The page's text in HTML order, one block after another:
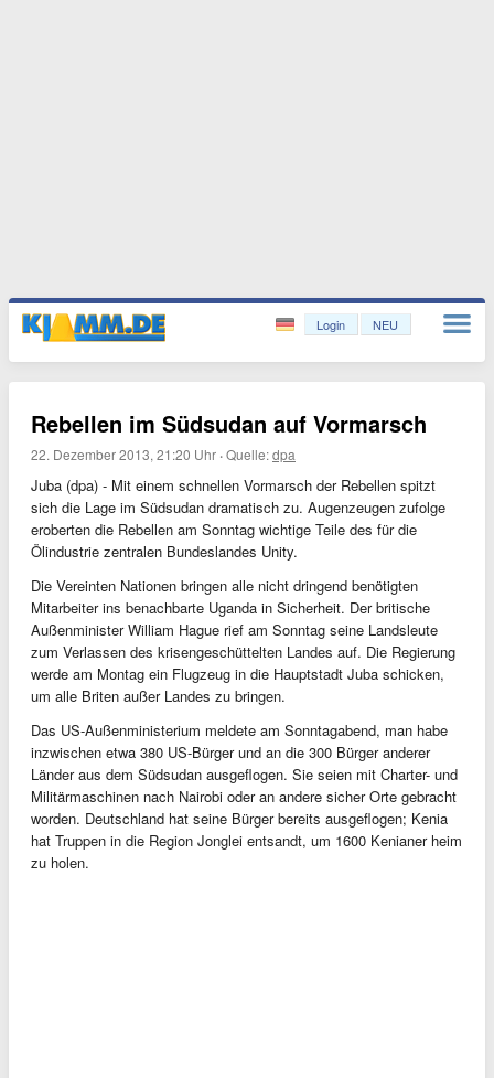
Login NEU
Rebellen im Südsudan auf Vormarsch
22. Dezember 2013, 21:20 Uhr ·Quelle:dpa
Juba (dpa) - Mit einem schnellen Vormarsch der Rebellen spitzt
sich die Lage im Südsudan dramatisch zu. Augenzeugen zufolge
eroberten die Rebellen am Sonntag wichtige Teile des für die
Ölindustrie zentralen Bundeslandes Unity.
Die Vereinten Nationen bringen alle nicht dringend benötigten
Mitarbeiter ins benachbarte Uganda in Sicherheit. Der britische
Außenminister William Hague rief am Sonntag seine Landsleute
zum Verlassen des krisengeschüttelten Landes auf. Die Regierung
werde am Montag ein Flugzeug in die Hauptstadt Juba schicken,
um alle Briten außer Landes zu bringen.
Das US-Außenministerium meldete am Sonntagabend, man habe
inzwischen etwa 380 US-Bürger und an die 300 Bürger anderer
Länder aus dem Südsudan ausgeflogen. Sie seien mit Charter- und
Militärmaschinen nach Nairobi oder an andere sicher Orte gebracht
worden. Deutschland hat seine Bürger bereits ausgeflogen; Kenia
hat Truppen in die Region Jonglei entsandt, um 1600 Kenianer heim
zu holen.